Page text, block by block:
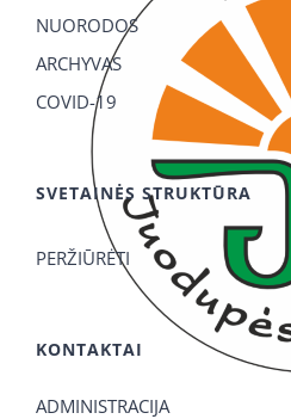
NUORODOS
ARCHYVAS
COVID-19
SVETAINĖS STRUKTŪRA
PERŽIŪRĖTI
KONTAKTAI
ADMINISTRACIJA